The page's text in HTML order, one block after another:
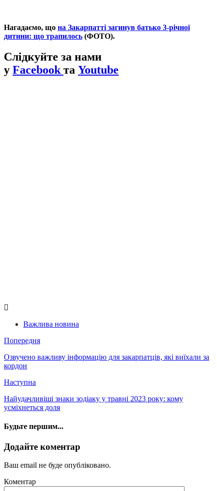
Нагадаємо, що на Закарпатті загинув батько 3-річної
дитини: що трапилось (ФОТО).
Слідкуйте за нами
у Facebook та Youtube
Важлива новина
Попередня
Озвучено важливу інформацію для закарпатців, які виїхали за
кордон
Наступна
Найудачливіші знаки зодіаку у травні 2023 року: кому
усміхнеться доля
Будьте першим...
Додайте коментар
Ваш email не буде опубліковано.
Коментар